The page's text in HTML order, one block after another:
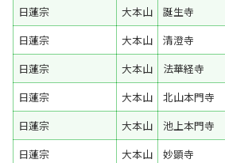
日蓮宗
大本山 誕生寺
日蓮宗
大本山 清澄寺
日蓮宗
大本山 法華経寺
日蓮宗
大本山 北山本門寺
日蓮宗
大本山 池上本門寺
日蓮宗
大本山 妙顕寺